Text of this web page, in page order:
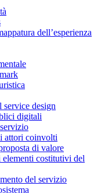
dell’esperienza
service design
digitali
attori coinvolti
di valore
costitutivi del
del servizio